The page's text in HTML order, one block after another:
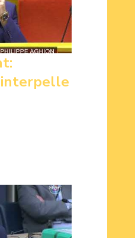
interpelle